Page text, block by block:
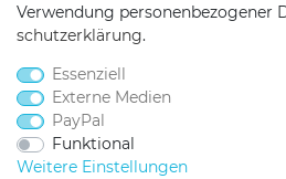
Auf der
Verwendung personenbezogener
schutz­erklärung.
Essenziell
Externe Medien
PayPal
Funktional
Weitere Einstellungen